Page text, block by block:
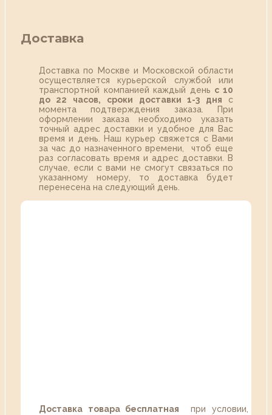
Доставка
Доставка по Москве и Московской области
осуществляется курьерской службой или
транспортной компанией каждый день с 10
до 22 часов,
сроки доставки 1-3 дня с
момента подтверждения заказа. При
оформлении заказа необходимо указать
точный адрес доставки и удобное для Вас
время и день. Наш курьер свяжется с Вами
за час до назначенного времени, чтоб еще
раз согласовать время и адрес доставки. В
случае, если с вами не смогут связаться по
указанному номеру, то доставка будет
перенесена на следующий день.
Доставка товара бесплатная при условии,